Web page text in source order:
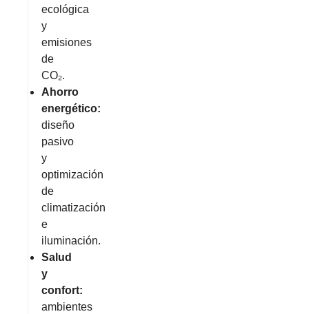
ecológica
y
emisiones
de
CO₂.
Ahorro
energético:
diseño
pasivo
y
optimización
de
climatización
e
iluminación.
Salud
y
confort:
ambientes